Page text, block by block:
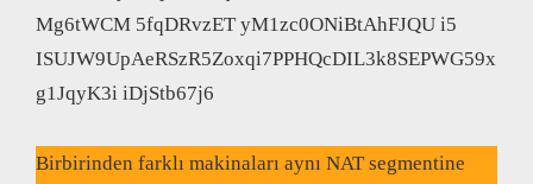
Birbirinden farklı makinaları aynı NAT segmentine